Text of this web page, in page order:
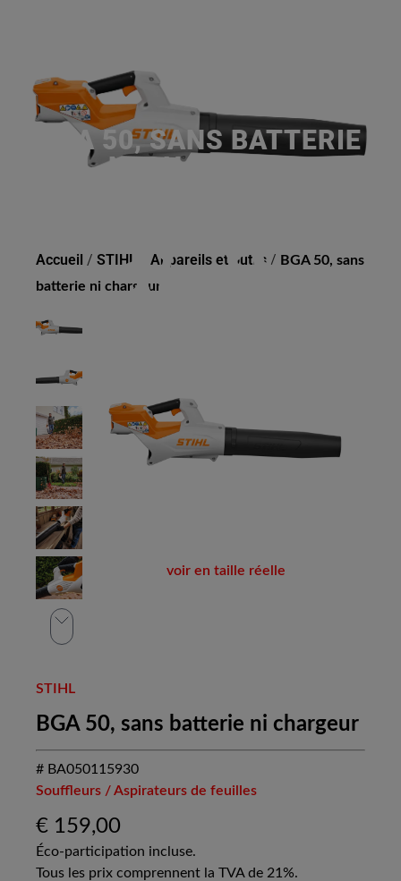
BGA 50, SANS BATTERIE
NI CHARGEUR
Accueil / STIHL Appareils et outils / BGA 50, sans
batterie ni chargeur
voir en taille réelle
STIHL
BGA 50, sans batterie ni chargeur
# BA050115930
Souffleurs / Aspirateurs de feuilles
€ 159,00
Éco-participation incluse.
Tous les prix comprennent la TVA de 21%.